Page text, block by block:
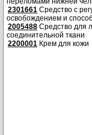
2301661 Средство с
освобождением и
2005488 Средство для
соединительной ткани
2200001 Крем для кожи